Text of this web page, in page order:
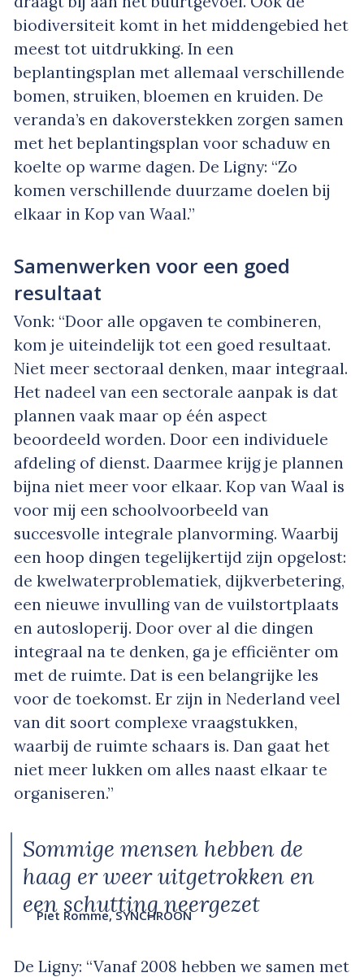
biodiversiteit komt in het middengebied het
meest tot uitdrukking. In een
beplantingsplan met allemaal verschillende
bomen, struiken, bloemen en kruiden. De
veranda’s en dakoverstekken zorgen samen
met het beplantingsplan voor schaduw en
koelte op warme dagen. De Ligny: “Zo
komen verschillende duurzame doelen bij
elkaar in Kop van Waal.”
Samenwerken voor een goed
resultaat
Vonk: “Door alle opgaven te combineren,
kom je uiteindelijk tot een goed resultaat.
Niet meer sectoraal denken, maar integraal.
Het nadeel van een sectorale aanpak is dat
plannen vaak maar op één aspect
beoordeeld worden. Door een individuele
afdeling of dienst. Daarmee krijg je plannen
bijna niet meer voor elkaar. Kop van Waal is
voor mij een schoolvoorbeeld van
succesvolle integrale planvorming. Waarbij
een hoop dingen tegelijkertijd zijn opgelost:
de kwelwaterproblematiek, dijkverbetering,
een nieuwe invulling van de vuilstortplaats
en autosloperij. Door over al die dingen
integraal na te denken, ga je efficiënter om
met de ruimte. Dat is een belangrijke les
voor de toekomst. Er zijn in Nederland veel
van dit soort complexe vraagstukken,
waarbij de ruimte schaars is. Dan gaat het
niet meer lukken om alles naast elkaar te
organiseren.”
Sommige mensen hebben de
haag er weer uitgetrokken en
een schutting neergezet
Piet Romme, SYNCHROON
De Ligny: “Vanaf 2008 hebben we samen met